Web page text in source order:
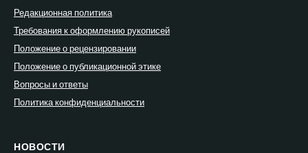
Редакционная политика
Требования к оформлению рукописей
Положение о рецензировании
Положение о публикационной этике
Вопросы и ответы
Политика конфиденциальности
НОВОСТИ